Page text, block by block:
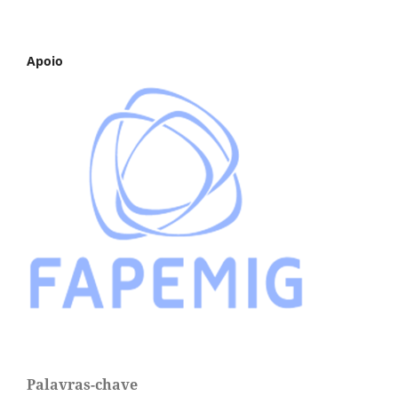
Apoio
Palavras-chave